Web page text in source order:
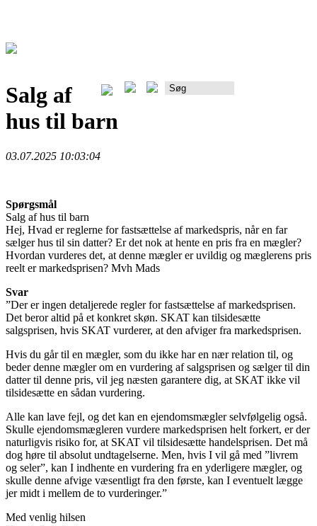
Salg af
hus til barn
03.07.2025 10:03:04
Spørgsmål
Salg af hus til barn
Hej, Hvad er reglerne for fastsættelse af markedspris, når en far
sælger hus til sin datter? Er det nok at hente en pris fra en mægler?
Hvordan vurderes det, at denne mægler er uvildig og mæglerens pris
reelt er markedsprisen? Mvh Mads
Svar
”Der er ingen detaljerede regler for fastsættelse af markedsprisen.
Det beror altid på et konkret skøn. SKAT kan tilsidesætte
salgsprisen, hvis SKAT vurderer, at den afviger fra markedsprisen.
Hvis du går til en mægler, som du ikke har en nær relation til, og
beder denne mægler om en vurdering af salgsprisen og sælger til din
datter til denne pris, vil jeg næsten garantere dig, at SKAT ikke vil
tilsidesætte en sådan vurdering.
Alle kan lave fejl, og det kan en ejendomsmægler selvfølgelig også.
Skulle ejendomsmægleren vurdere markedsprisen helt forkert, er der
naturligvis risiko for, at SKAT vil tilsidesætte handelsprisen. Det må
dog høre til absolut undtagelserne. Men, hvis I vil gå med ”livrem
og seler”, kan I indhente en vurdering fra en yderligere mægler, og
skulle denne afvige væsentligt fra den første, kan I eventuelt lægge
jer midt i mellem de to vurderinger.”
Med venlig hilsen